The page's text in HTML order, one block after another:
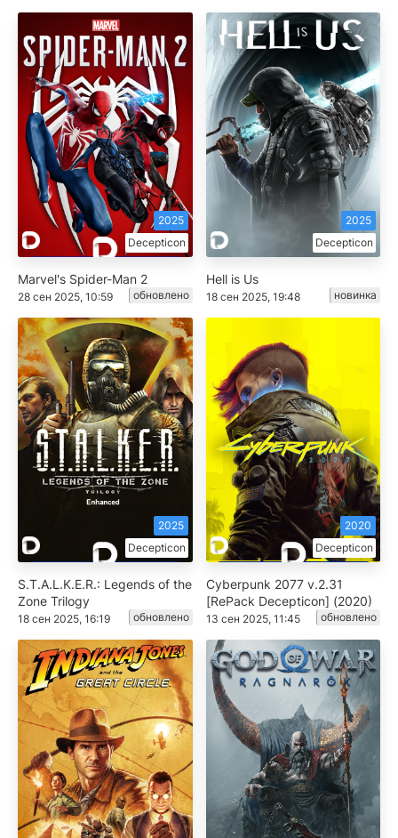
Decepticon
2025
Marvel's Spider-Man 2
28 сен 2025, 10:59 обновлено
Decepticon
2025
Hell is Us
18 сен 2025, 19:48 новинка
Decepticon
2025
S.T.A.L.K.E.R.: Legends of the
Zone Trilogy
18 сен 2025, 16:19 обновлено
Decepticon
2020
Cyberpunk 2077 v.2.31
[RePack Decepticon] (2020)
13 сен 2025, 11:45 обновлено